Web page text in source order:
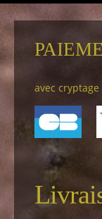
avec cryptage